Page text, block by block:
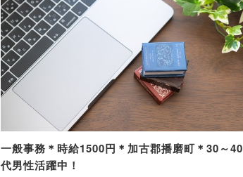
一般事務＊時給1500円＊加古郡播磨町＊30～40
代男性活躍中！